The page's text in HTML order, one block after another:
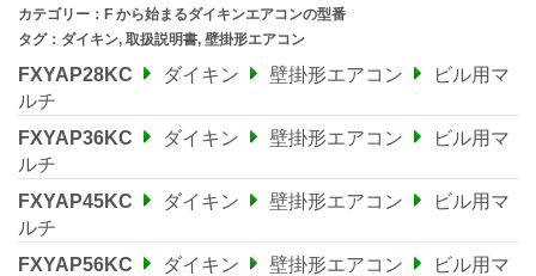
カテゴリー： F から始まるダイキンエアコンの型番
タグ： ダイキン, 取扱説明書, 壁掛形エアコン
FXYAP28KC ダイキン 壁掛形エアコン
ビル用マ
ルチ
FXYAP36KC
ダイキン 壁掛形エアコン
ビル用マ
ルチ
FXYAP45KC
ダイキン 壁掛形エアコン
ビル用マ
ルチ
FXYAP56KC
ダイキン 壁掛形エアコン
ビル用マ